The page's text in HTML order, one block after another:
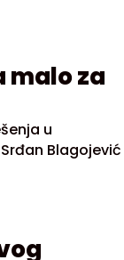
malo za
u
Blagojević